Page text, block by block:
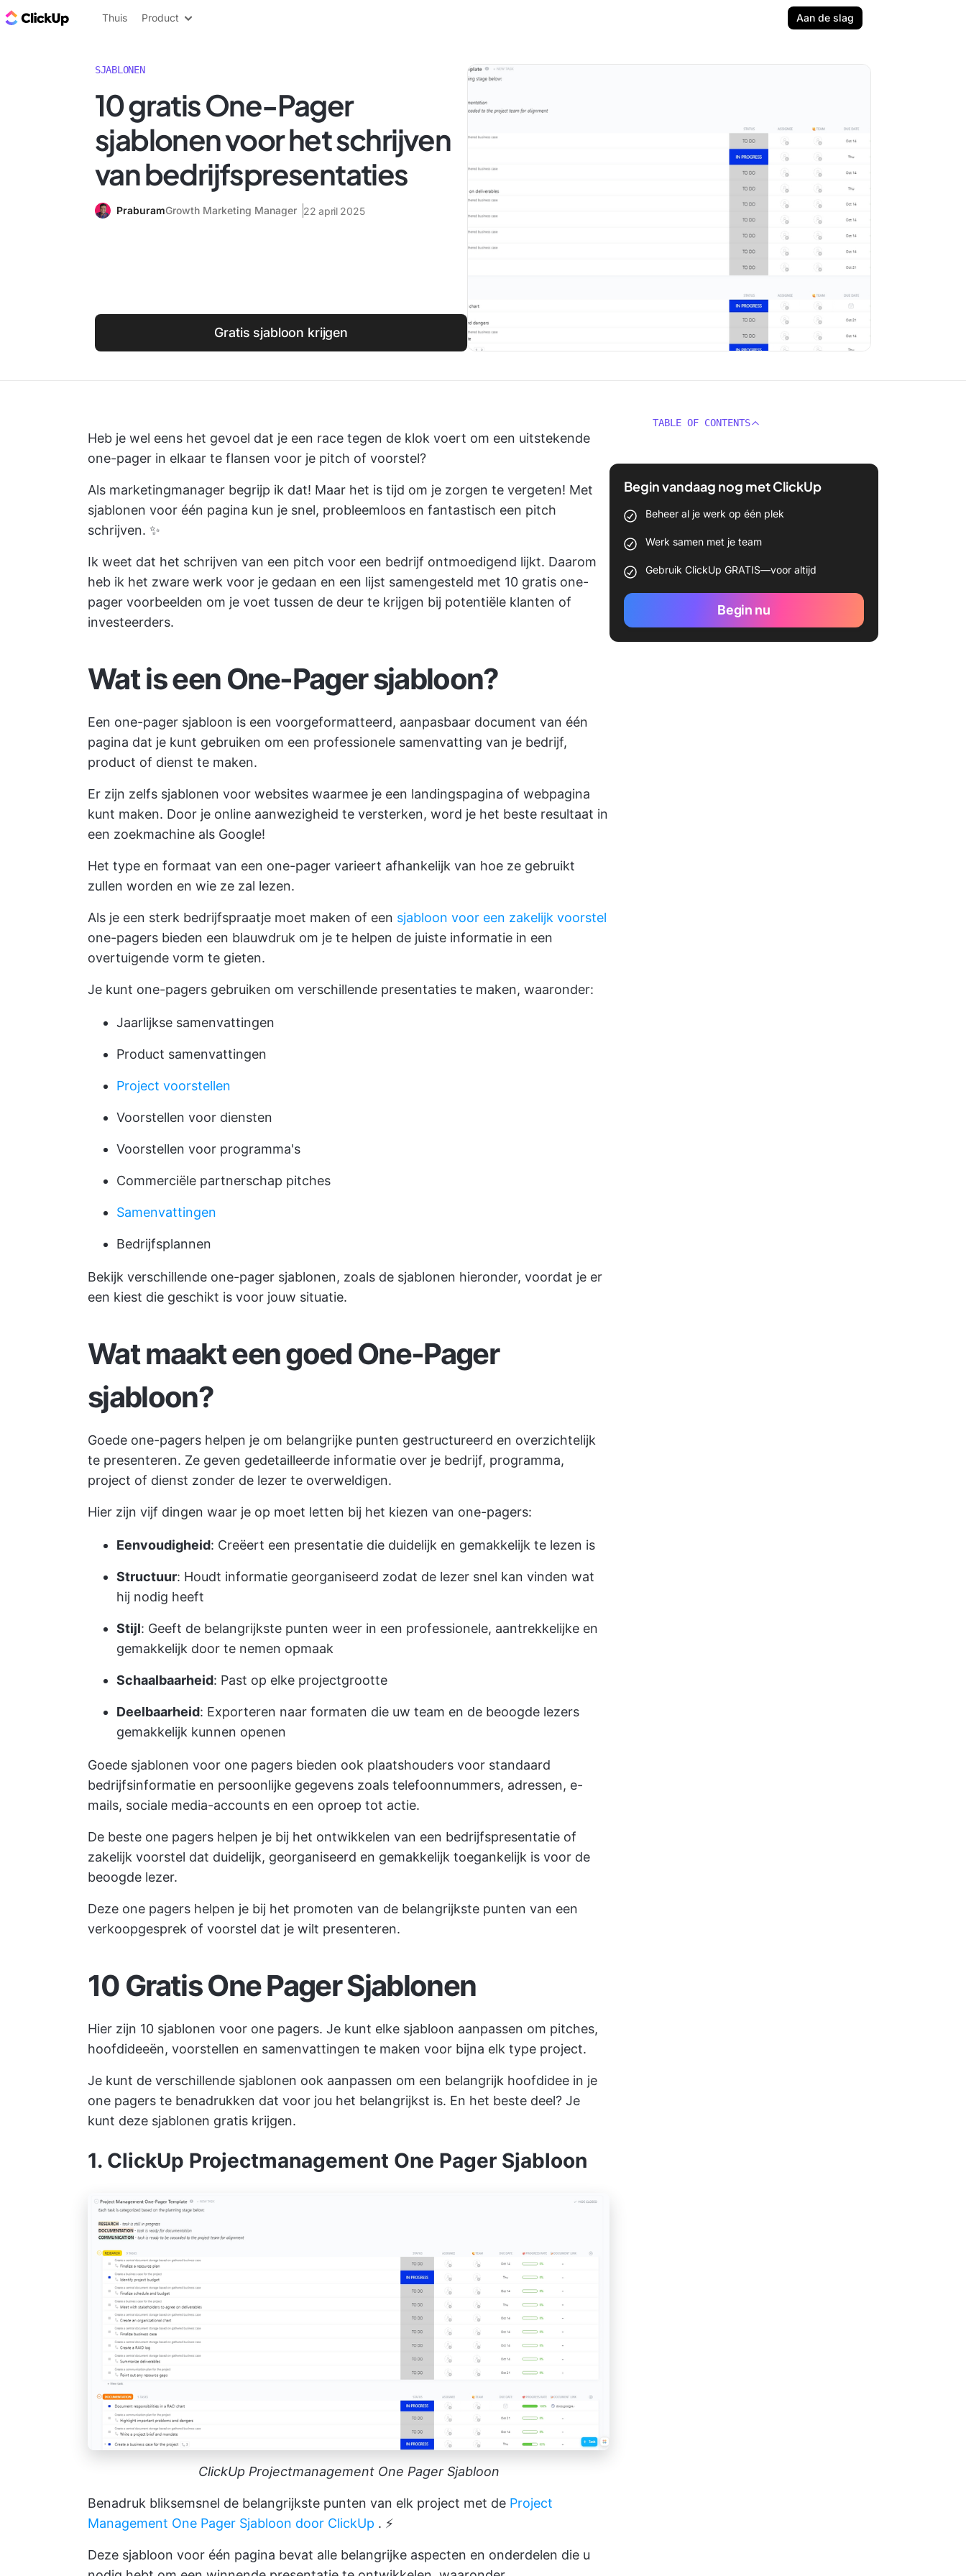
ClickUp Blog
Thuis Product Aan de slag
SJABLONEN
10 gratis One-Pager
sjablonen voor het schrijven
van bedrijfspresentaties
PraburamGrowth Marketing Manager 22 april 2025
Gratis sjabloon krijgen
Heb je wel eens het gevoel dat je een race tegen de klok voert om een uitstekende
one-pager in elkaar te flansen voor je pitch of voorstel?
Als marketingmanager begrijp ik dat! Maar het is tijd om je zorgen te vergeten! Met
sjablonen voor één pagina kun je snel, probleemloos en fantastisch een pitch
schrijven. ✨
Ik weet dat het schrijven van een pitch voor een bedrijf ontmoedigend lijkt. Daarom
heb ik het zware werk voor je gedaan en een lijst samengesteld met 10 gratis one-
pager voorbeelden om je voet tussen de deur te krijgen bij potentiële klanten of
investeerders.
Wat is een One-Pager sjabloon?
Een one-pager sjabloon is een voorgeformatteerd, aanpasbaar document van één
pagina dat je kunt gebruiken om een professionele samenvatting van je bedrijf,
product of dienst te maken.
Er zijn zelfs sjablonen voor websites waarmee je een landingspagina of webpagina
kunt maken. Door je online aanwezigheid te versterken, word je het beste resultaat in
een zoekmachine als Google!
Het type en formaat van een one-pager varieert afhankelijk van hoe ze gebruikt
zullen worden en wie ze zal lezen.
Als je een sterk bedrijfspraatje moet maken of een sjabloon voor een zakelijk voorstel
one-pagers bieden een blauwdruk om je te helpen de juiste informatie in een
overtuigende vorm te gieten.
Je kunt one-pagers gebruiken om verschillende presentaties te maken, waaronder:
Jaarlijkse samenvattingen
Product samenvattingen
Project voorstellen
Voorstellen voor diensten
Voorstellen voor programma's
Commerciële partnerschap pitches
Samenvattingen
Bedrijfsplannen
Bekijk verschillende one-pager sjablonen, zoals de sjablonen hieronder, voordat je er
een kiest die geschikt is voor jouw situatie.
Wat maakt een goed One-Pager
sjabloon?
Goede one-pagers helpen je om belangrijke punten gestructureerd en overzichtelijk
te presenteren. Ze geven gedetailleerde informatie over je bedrijf, programma,
project of dienst zonder de lezer te overweldigen.
Hier zijn vijf dingen waar je op moet letten bij het kiezen van one-pagers:
Eenvoudigheid: Creëert een presentatie die duidelijk en gemakkelijk te lezen is
Structuur: Houdt informatie georganiseerd zodat de lezer snel kan vinden wat
hij nodig heeft
Stijl: Geeft de belangrijkste punten weer in een professionele, aantrekkelijke en
gemakkelijk door te nemen opmaak
Schaalbaarheid: Past op elke projectgrootte
Deelbaarheid: Exporteren naar formaten die uw team en de beoogde lezers
gemakkelijk kunnen openen
Goede sjablonen voor one pagers bieden ook plaatshouders voor standaard
bedrijfsinformatie en persoonlijke gegevens zoals telefoonnummers, adressen, e-
mails, sociale media-accounts en een oproep tot actie.
De beste one pagers helpen je bij het ontwikkelen van een bedrijfspresentatie of
zakelijk voorstel dat duidelijk, georganiseerd en gemakkelijk toegankelijk is voor de
beoogde lezer.
Deze one pagers helpen je bij het promoten van de belangrijkste punten van een
verkoopgesprek of voorstel dat je wilt presenteren.
10 Gratis One Pager Sjablonen
Hier zijn 10 sjablonen voor one pagers. Je kunt elke sjabloon aanpassen om pitches,
hoofdideeën, voorstellen en samenvattingen te maken voor bijna elk type project.
Je kunt de verschillende sjablonen ook aanpassen om een belangrijk hoofdidee in je
one pagers te benadrukken dat voor jou het belangrijkst is. En het beste deel? Je
kunt deze sjablonen gratis krijgen.
1. ClickUp Projectmanagement One Pager Sjabloon
ClickUp Projectmanagement One Pager Sjabloon
Benadruk bliksemsnel de belangrijkste punten van elk project met de Project
Management One Pager Sjabloon door ClickUp . ⚡
Deze sjabloon voor één pagina bevat alle belangrijke aspecten en onderdelen die u
TABLE OF CONTENTS
Begin vandaag nog met ClickUp
Beheer al je werk op één plek
Werk samen met je team
Gebruik ClickUp GRATIS—voor altijd
Begin nu